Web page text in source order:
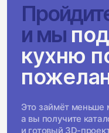
и мы
кухню
Это займёт меньше
а вы получите
и готовый 3D-